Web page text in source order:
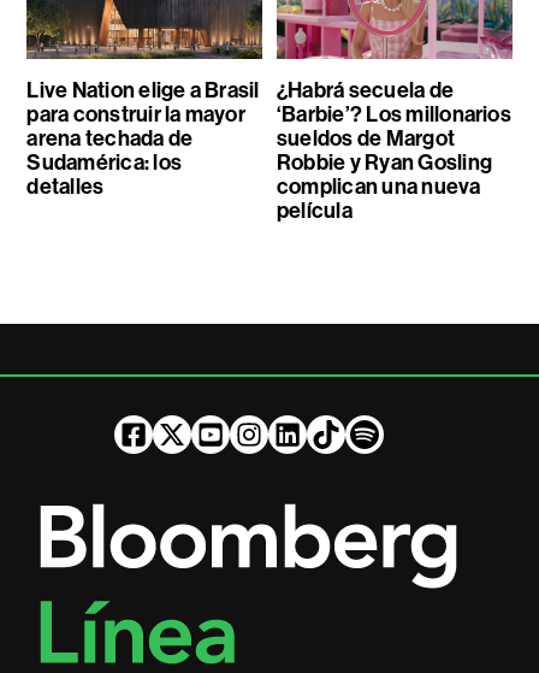
Live Nation elige a Brasil
para construir la mayor
arena techada de
Sudamérica: los
detalles
¿Habrá secuela de
‘Barbie’? Los millonarios
sueldos de Margot
Robbie y Ryan Gosling
complican una nueva
película